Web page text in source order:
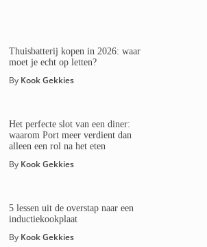
Thuisbatterij kopen in 2026: waar
moet je echt op letten?
By Kook Gekkies
Het perfecte slot van een diner:
waarom Port meer verdient dan
alleen een rol na het eten
By Kook Gekkies
5 lessen uit de overstap naar een
inductiekookplaat
By Kook Gekkies